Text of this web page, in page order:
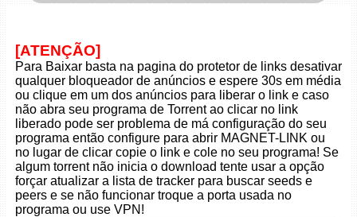
[ATENÇÃO]
Para Baixar basta na pagina do protetor de links desativar
qualquer bloqueador de anúncios e espere 30s em média
ou clique em um dos anúncios para liberar o link e caso
não abra seu programa de Torrent ao clicar no link
liberado pode ser problema de má configuração do seu
programa então configure para abrir MAGNET-LINK ou
no lugar de clicar copie o link e cole no seu programa! Se
algum torrent não inicia o download tente usar a opção
forçar atualizar a lista de tracker para buscar seeds e
peers e se não funcionar troque a porta usada no
programa ou use VPN!